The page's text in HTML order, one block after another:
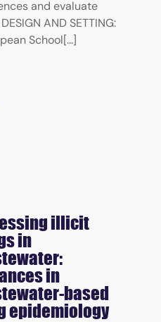
and evaluate
AND SETTING:
School[...]
illicit
in
in
based
epidemiology